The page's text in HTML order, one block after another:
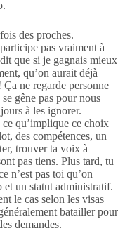
des proches.
pas vraiment à
que si je gagnais mieux
qu’on aurait déjà
ne regarde personne
gêne pas pour nous
à les ignorer.
ce qu’implique ce choix
des compétences, un
trouver ta voix à
pas tiens. Plus tard, tu
n’est pas toi qu’on
un statut administratif.
le cas selon les visas
batailler pour
demandes.